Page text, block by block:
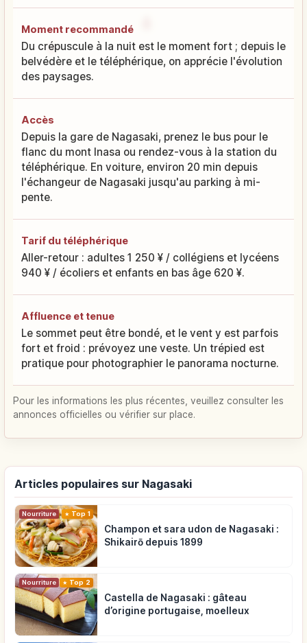
Moment recommandé
Du crépuscule à la nuit est le moment fort ; depuis le
belvédère et le téléphérique, on apprécie l'évolution
des paysages.
Accès
Depuis la gare de Nagasaki, prenez le bus pour le
flanc du mont Inasa ou rendez-vous à la station du
téléphérique. En voiture, environ 20 min depuis
l'échangeur de Nagasaki jusqu'au parking à mi-
pente.
Tarif du téléphérique
Aller-retour : adultes 1 250 ¥ / collégiens et lycéens
940 ¥ / écoliers et enfants en bas âge 620 ¥.
Affluence et tenue
Le sommet peut être bondé, et le vent y est parfois
fort et froid : prévoyez une veste. Un trépied est
pratique pour photographier le panorama nocturne.
Pour les informations les plus récentes, veuillez consulter les
annonces officielles ou vérifier sur place.
Articles populaires sur Nagasaki
Nourriture Top 1
Champon et sara udon de Nagasaki :
Shikairō depuis 1899
Nourriture Top 2
Castella de Nagasaki : gâteau
d’origine portugaise, moelleux